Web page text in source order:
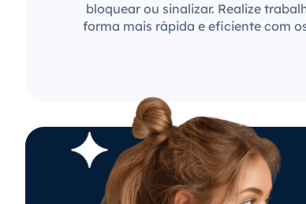
bloquear ou sinalizar. Realize
forma mais rápida e eficiente com